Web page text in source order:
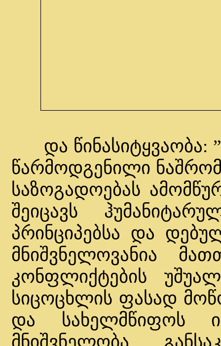
და წინასიტყვაობა:
წარმოდგენილი
საზოგადოებას
შეიცავს
პრინციპებსა და
მნიშვნელოვანია
კონფლიქტების
სიცოცხლის ფასად
და სახელმწიფოს
მნიშვნელობა